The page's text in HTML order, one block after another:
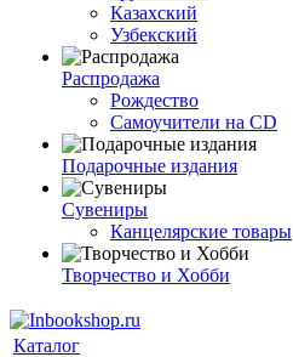
Казахский
Узбекский
Распродажа
Рождество
Самоучители на CD
Подарочные издания
Сувениры
Канцелярские товары
Творчество и Хобби
Каталог